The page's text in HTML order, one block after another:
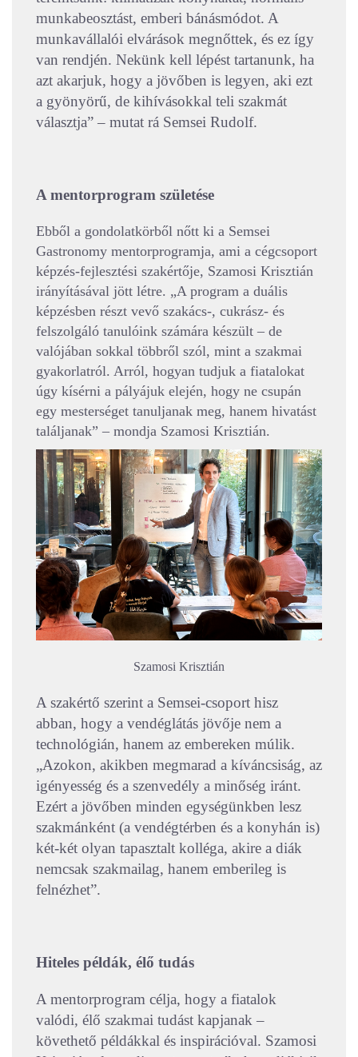
munkabeosztást, emberi bánásmódot. A
munkavállalói elvárások megnőttek, és ez így
van rendjén. Nekünk kell lépést tartanunk, ha
azt akarjuk, hogy a jövőben is legyen, aki ezt
a gyönyörű, de kihívásokkal teli szakmát
választja” – mutat rá Semsei Rudolf.
A mentorprogram születése
Ebből a gondolatkörből nőtt ki a Semsei
Gastronomy mentorprogramja, ami a cégcsoport
képzés-fejlesztési szakértője, Szamosi Krisztián
irányításával jött létre. „A program a duális
képzésben részt vevő szakács-, cukrász- és
felszolgáló tanulóink számára készült – de
valójában sokkal többről szól, mint a szakmai
gyakorlatról. Arról, hogyan tudjuk a fiatalokat
úgy kísérni a pályájuk elején, hogy ne csupán
egy mesterséget tanuljanak meg, hanem hivatást
találjanak” – mondja Szamosi Krisztián.
Szamosi Krisztián
A szakértő szerint a Semsei-csoport hisz
abban, hogy a vendéglátás jövője nem a
technológián, hanem az embereken múlik.
„Azokon, akikben megmarad a kíváncsiság, az
igényesség és a szenvedély a minőség iránt.
Ezért a jövőben minden egységünkben lesz
szakmánként (a vendégtérben és a konyhán is)
két-két olyan tapasztalt kolléga, akire a diák
nemcsak szakmailag, hanem emberileg is
felnézhet”.
Hiteles példák, élő tudás
A mentorprogram célja, hogy a fiatalok
valódi, élő szakmai tudást kapjanak –
követhető példákkal és inspirációval. Szamosi